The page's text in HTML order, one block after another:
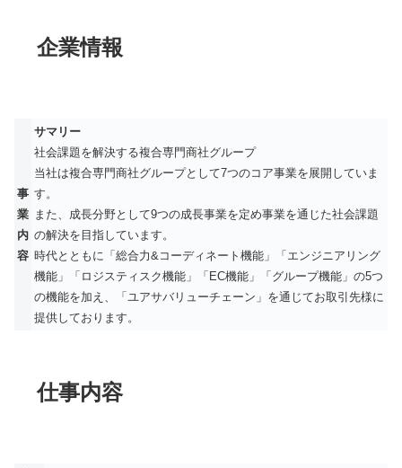
企業情報
事
業
内
容
サマリー
社会課題を解決する複合専門商社グループ
当社は複合専門商社グループとして7つのコア事業を展開していま
す。
また、成長分野として9つの成長事業を定め事業を通じた社会課題
の解決を目指しています。
時代とともに「総合力&コーディネート機能」「エンジニアリング
機能」「ロジスティスク機能」「EC機能」「グループ機能」の5つ
の機能を加え、「ユアサバリューチェーン」を通じてお取引先様に
提供しております。
仕事内容